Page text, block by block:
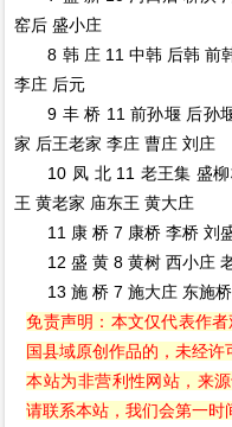
窑后 盛小庄
8 韩 庄 11 中韩 后韩 前韩
李庄 后元
9 丰 桥 11 前孙堰 后孙堰
家 后王老家 李庄 曹庄 刘庄
10 凤 北 11 老王集 盛柳
王 黄老家 庙东王 黄大庄
11 康 桥 7 康桥 李桥 刘盛
12 盛 黄 8 黄树 西小庄 老
13 施 桥 7 施大庄 东施桥
免责声明：本文仅代表作
国县域原创作品的，未经许
本站为非营利性网站，来
请联系本站，我们会第一时